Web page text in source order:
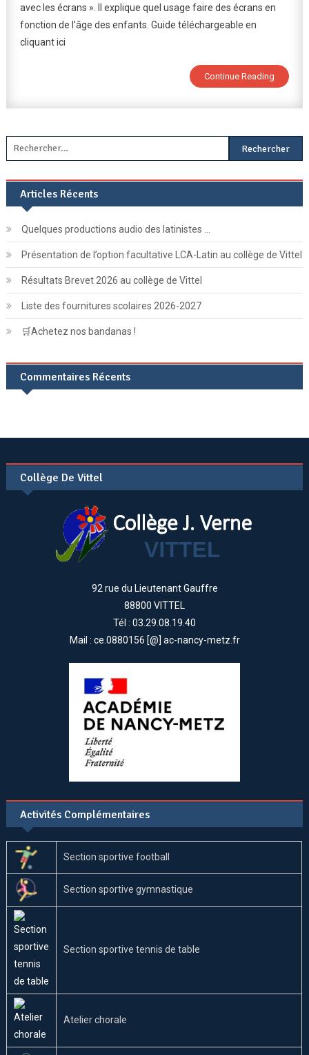
Les
Repères
Pour
avec les écrans ». Il explique quel usage faire des écrans en
fonction de l’âge des enfants. Guide téléchargeable en
cliquant ici
Continue Reading
Rechercher :
Articles Récents
Quelques productions audio des latinistes …
Présentation de l’option facultative LCA-Latin au collège de Vittel
Résultats Brevet 2026 au collège de Vittel
Liste des fournitures scolaires 2026-2027
🛒Achetez nos bandanas !
Commentaires Récents
Collège De Vittel
92 rue du Lieutenant Gauffre
88800 VITTEL
Tél : 03.29.08.19.40
Mail : ce.0880156 [@] ac-nancy-metz.fr
Activités Complémentaires
Section sportive football
Section sportive gymnastique
Section sportive tennis de table
Atelier chorale